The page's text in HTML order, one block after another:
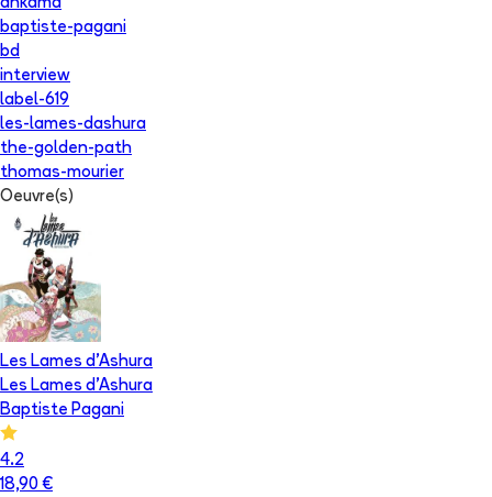
ankama
baptiste-pagani
bd
interview
label-619
les-lames-dashura
the-golden-path
thomas-mourier
Oeuvre(s)
Les Lames d'Ashura
Les Lames d'Ashura
Baptiste Pagani
4.2
18,90 €